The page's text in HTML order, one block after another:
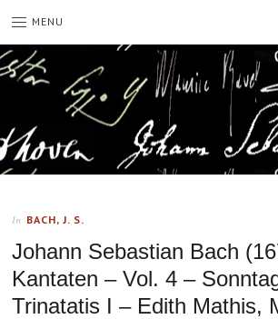
MENU
In BACH, J. S.
Johann Sebastian Bach
Kantaten – Vol. 4 –
Trinatatis I – Edith Mathis,